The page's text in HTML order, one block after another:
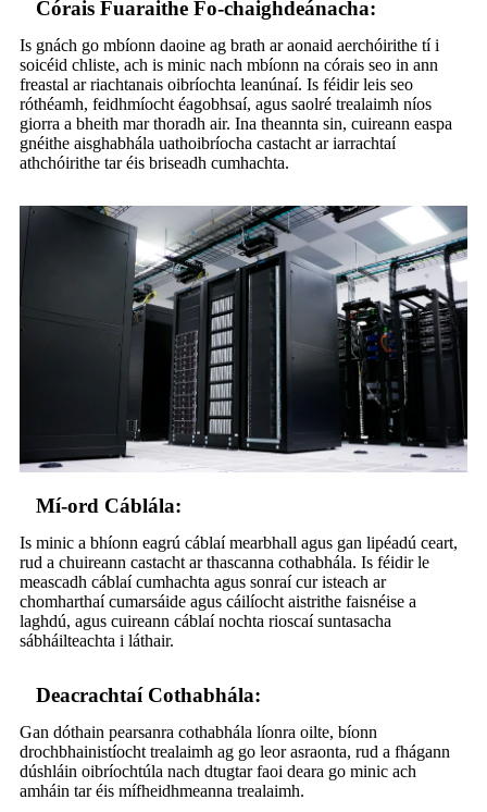
Córais Fuaraithe Fo-chaighdeánacha:
Is gnách go mbíonn daoine ag brath ar aonaid aerchóirithe tí i
soicéid chliste, ach is minic nach mbíonn na córais seo in ann
freastal ar riachtanais oibríochta leanúnaí. Is féidir leis seo
róthéamh, feidhmíocht éagobhsaí, agus saolré trealaimh níos
giorra a bheith mar thoradh air. Ina theannta sin, cuireann easpa
gnéithe aisghabhála uathoibríocha castacht ar iarrachtaí
athchóirithe tar éis briseadh cumhachta.
Mí-ord Cáblála:
Is minic a bhíonn eagrú cáblaí mearbhall agus gan lipéadú ceart,
rud a chuireann castacht ar thascanna cothabhála. Is féidir le
meascadh cáblaí cumhachta agus sonraí cur isteach ar
chomharthaí cumarsáide agus cáilíocht aistrithe faisnéise a
laghdú, agus cuireann cáblaí nochta rioscaí suntasacha
sábháilteachta i láthair.
Deacrachtaí Cothabhála:
Gan dóthain pearsanra cothabhála líonra oilte, bíonn
drochbhainistíocht trealaimh ag go leor asraonta, rud a fhágann
dúshláin oibríochtúla nach dtugtar faoi deara go minic ach
amháin tar éis mífheidhmeanna trealaimh.